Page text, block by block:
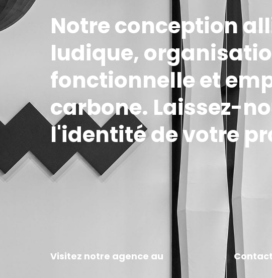
Notre conception
ludique,
fonctionnelle et
carbone. Laissez-
l'identité de votre
Visitez notre agence au